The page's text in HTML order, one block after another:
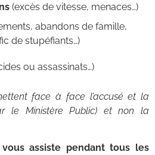
(excès de vitesse, menaces…)
abandons de famille,
de stupéfiants…)
ou assassinats…)
face à face l’accusé et la
le Ministère Public) et non la
vous assiste pendant tous les